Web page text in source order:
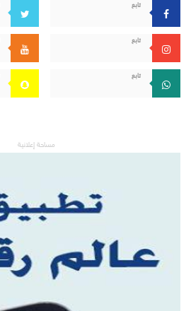
تابع
تابع
تابع
مساحة إعلانية